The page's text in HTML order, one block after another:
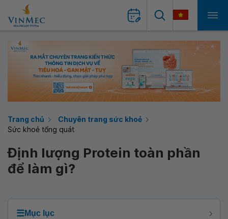
Trang chủ
Chuyên trang sức khoẻ
Sức khoẻ tổng quát
Định lượng Protein toàn phần
để làm gì?
☰Mục lục